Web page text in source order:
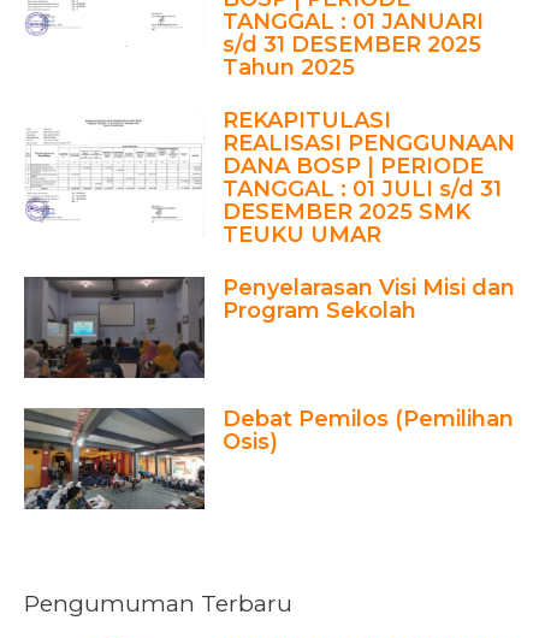
TANGGAL : 01 JANUARI
s/d 31 DESEMBER 2025
Tahun 2025
REKAPITULASI
REALISASI PENGGUNAAN
DANA BOSP | PERIODE
TANGGAL : 01 JULI s/d 31
DESEMBER 2025 SMK
TEUKU UMAR
Penyelarasan Visi Misi dan
Program Sekolah
Debat Pemilos (Pemilihan
Osis)
Pengumuman Terbaru